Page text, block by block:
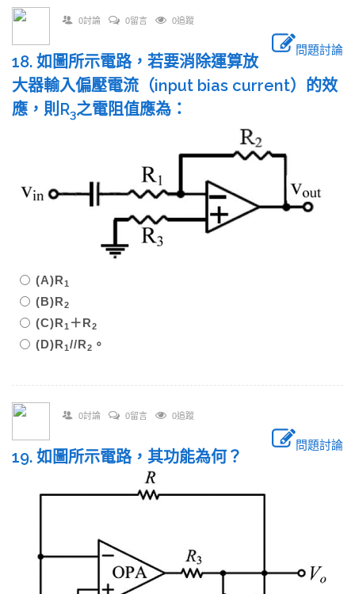
0討論 0留言 0追蹤
問題討論
18. 如圖所示電路，若要消除運算放
大器輸入偏壓電流（input bias current）的效
應，則R3之電阻值應為：
(A)R1
(B)R2
(C)R1 ＋R2
(D)R1//R2 。
0討論 0留言 0追蹤
問題討論
19. 如圖所示電路，其功能為何？